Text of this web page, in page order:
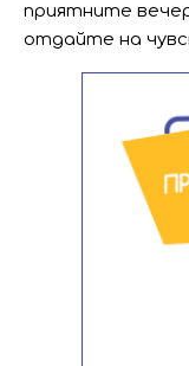
приятните
отдайте на